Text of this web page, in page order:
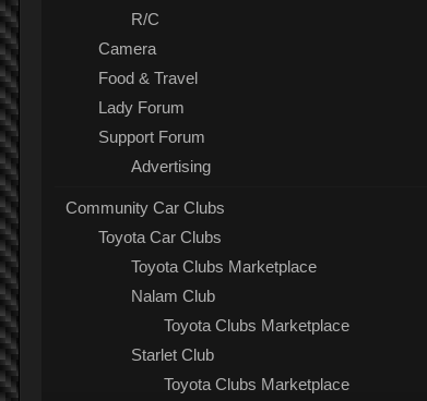
R/C
Camera
Food & Travel
Lady Forum
Support Forum
Advertising
Community Car Clubs
Toyota Car Clubs
Toyota Clubs Marketplace
Nalam Club
Toyota Clubs Marketplace
Starlet Club
Toyota Clubs Marketplace